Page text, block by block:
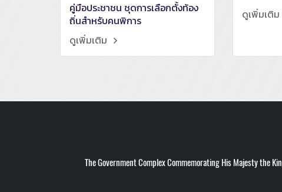
คู่มือประชาชน ชุดการเลือกตั้งท้อง
ถิ่นสำหรับคนพิการ
ดูเพิ่มเติม
ดูเพิ่มเติม
The Government Complex Commemorating His Majesty the